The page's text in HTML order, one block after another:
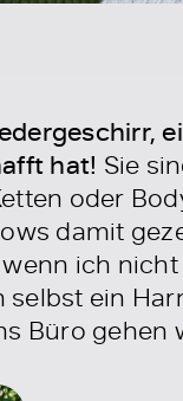
hat! Sie
oder
damit
ich
ein
Büro gehen